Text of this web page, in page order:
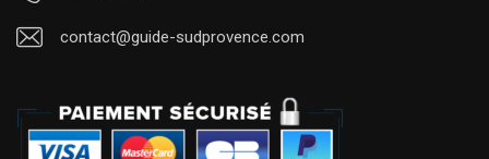
contact@guide-sudprovence.com